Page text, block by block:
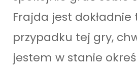
Frajda jest
przypadku tej gry,
jestem w stanie